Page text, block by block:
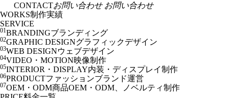
CONTACTお問い合わせ お問い合わせ
WORKS制作実績
SERVICE
01BRANDINGブランディング
02GRAPHIC DESIGNグラフィックデザイン
03WEB DESIGNウェブデザイン
04VIDEO・MOTION映像制作
05INTERIOR・DISPLAY内装・ディスプレイ制作
06PRODUCTファッションブランド運営
07OEM・ODM商品OEM・ODM、ノベルティ制作